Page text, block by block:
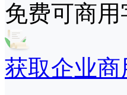
免费可商用
获取企业